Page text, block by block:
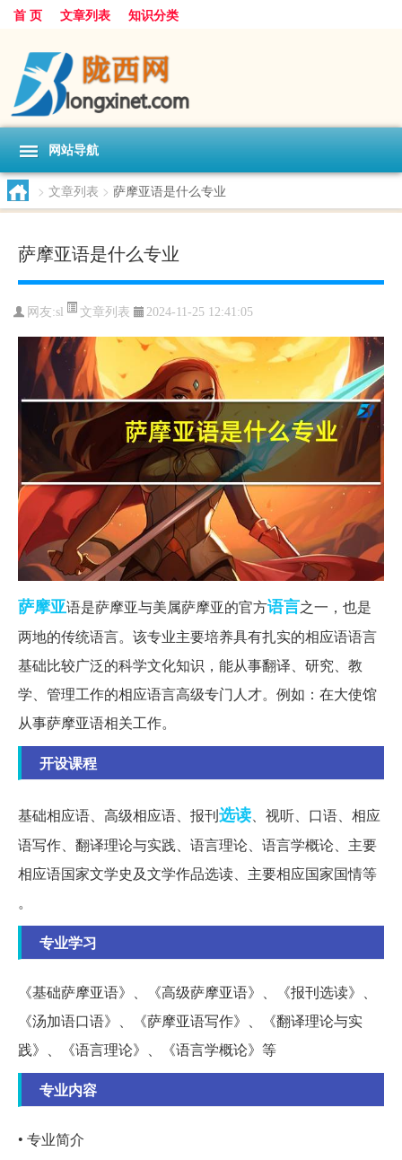
首 页 文章列表 知识分类
网站导航
> 文章列表 > 萨摩亚语是什么专业
萨摩亚语是什么专业
网友:sl 文章列表 2024-11-25 12:41:05
萨摩亚语是萨摩亚与美属萨摩亚的官方语言之一，也是
两地的传统语言。该专业主要培养具有扎实的相应语语言
基础比较广泛的科学文化知识，能从事翻译、研究、教
学、管理工作的相应语言高级专门人才。例如：在大使馆
从事萨摩亚语相关工作。
开设课程
基础相应语、高级相应语、报刊选读、视听、口语、相应
语写作、翻译理论与实践、语言理论、语言学概论、主要
相应语国家文学史及文学作品选读、主要相应国家国情等
。
专业学习
《基础萨摩亚语》、《高级萨摩亚语》、《报刊选读》、
《汤加语口语》、《萨摩亚语写作》、《翻译理论与实
践》、《语言理论》、《语言学概论》等
专业内容
• 专业简介